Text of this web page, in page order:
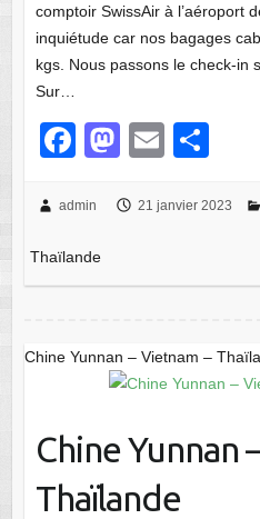
comptoir SwissAir à l’aéroport
inquiétude car nos bagages
kgs. Nous passons le check-in
Sur…
F
c
e
b
o
M
st
d
n
E
ail ta
er
admin 21 janvier 2023
Thaïlande
Chine Yunnan – Vietnam –
Chine Yunnan
Thaïlande